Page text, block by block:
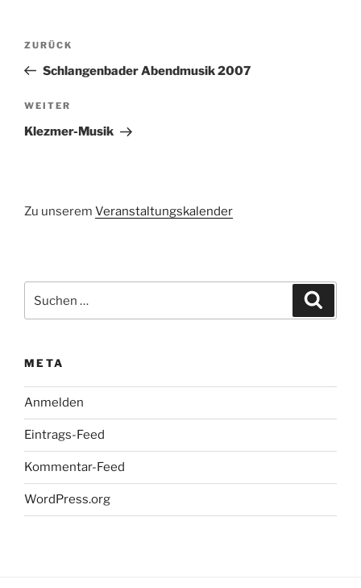
Beitragsnavigation
Vorheriger
Beitrag
ZURÜCK
Schlangenbader Abendmusik 2007
Nächster
Beitrag
WEITER
Klezmer-Musik
Zu unserem Veranstaltungskalender
nach:
META
Anmelden
Eintrags-Feed
Kommentar-Feed
WordPress.org